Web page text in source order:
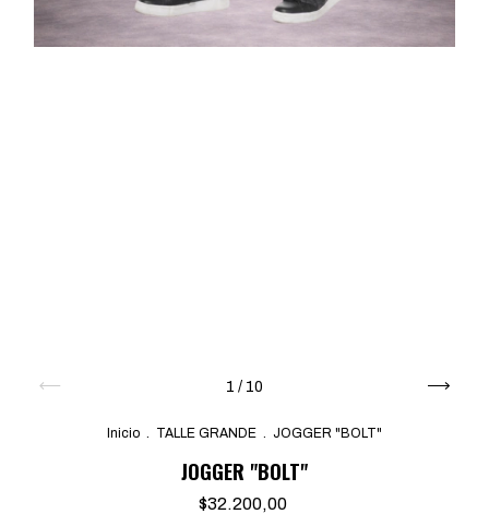
1 / 10
Inicio TALLE GRANDE JOGGER "BOLT"
JOGGER "BOLT"
$32.200,00